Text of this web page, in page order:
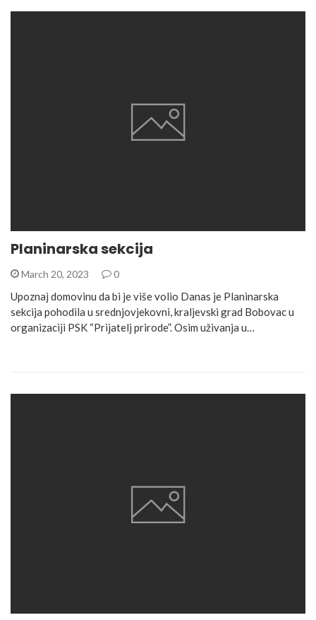
Planinarska sekcija
March 20, 2023 0
Upoznaj domovinu da bi je više volio Danas je Planinarska
sekcija pohodila u srednjovjekovni, kraljevski grad Bobovac u
organizaciji PSK “Prijatelj prirode”. Osim uživanja u…